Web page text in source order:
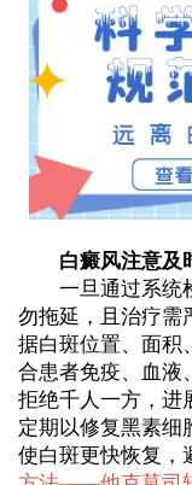
白癜风注意及
一旦通过系统检
勿拖延，且治疗需
据白斑位置、面积
合患者免疫、血液
拒绝千人一方，进
定期以修复黑素细
使白斑更快恢复，